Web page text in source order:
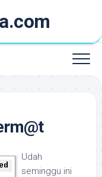
Udah
seminggu ini